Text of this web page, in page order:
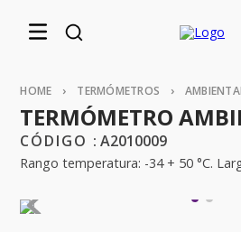
TERMÓMETROS
TERMÓMETRO
: A2010009
Rango temperatura: -34 + 50 °C.